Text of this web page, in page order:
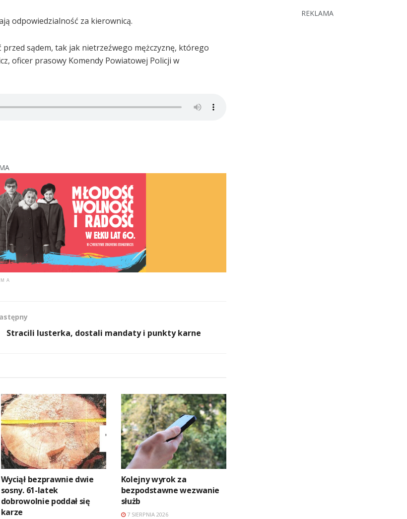
odpowiedzialność za kierownicą.
sądem, tak jak nietrzeźwego mężczyznę, którego
oficer prasowy Komendy Powiatowej Policji w
Stracili lusterka, dostali mandaty i punkty karne
Wyciął bezprawnie dwie
sosny. 61-latek
dobrowolnie poddał się
karze
Kolejny wyrok za
bezpodstawne wezwanie
służb
7 SIERPNIA 2026
REKLAMA